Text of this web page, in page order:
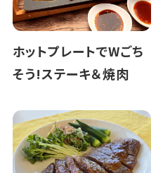
ホットプレートでWごち
そう!ステーキ＆焼肉